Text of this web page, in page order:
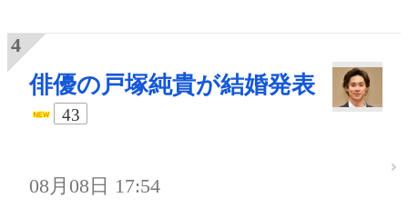
俳優の戸塚純貴が結婚発表
43
08月08日 17:54